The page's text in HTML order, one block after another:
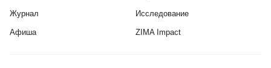
Журнал
Афиша
Исследование
ZIMA Impact